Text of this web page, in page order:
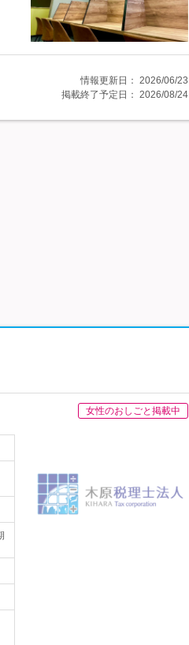
情報更新日： 2026/06/23
掲載終了予定日： 2026/08/24
女性のおしごと掲載中